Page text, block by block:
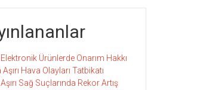
Ürünlerde Onarım Hakkı
Hava Olayları Tatbikatı
Sağ Suçlarında Rekor Artış